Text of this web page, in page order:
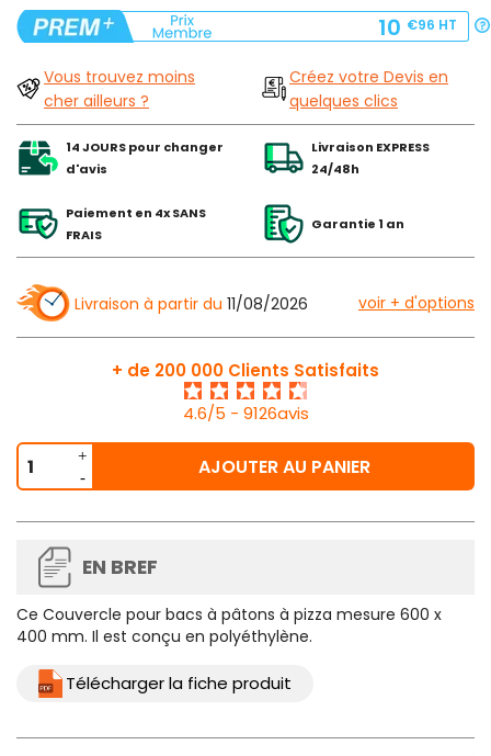
10 €96 HT
Vous trouvez moins
cher ailleurs ?
Créez votre Devis en
quelques clics
14 JOURS pour changer
d'avis
Livraison EXPRESS
24/48h
Paiement en 4x SANS
FRAIS
Garantie 1 an
Livraison à partir du 11/08/2026 voir + d'options
+ de 200 000 Clients Satisfaits
4.6/5 - 9126avis
AJOUTER AU PANIER
EN BREF
Ce Couvercle pour bacs à pâtons à pizza mesure 600 x
400 mm. Il est conçu en polyéthylène.
Télécharger la fiche produit